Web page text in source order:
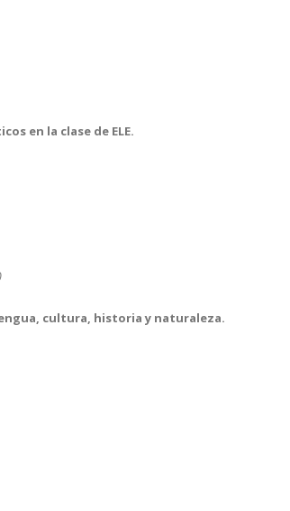
en la clase de ELE.
cultura, historia y naturaleza.